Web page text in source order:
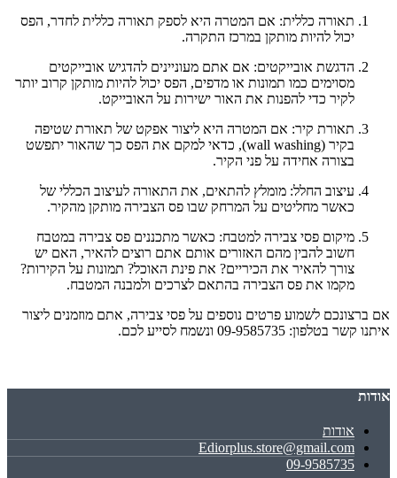
תאורה כללית: אם המטרה היא לספק תאורה כללית לחדר, הפס
יכול להיות מותקן במרכז התקרה.
הדגשת אובייקטים: אם אתם מעוניינים להדגיש אובייקטים
מסוימים כמו תמונות או מדפים, הפס יכול להיות מותקן קרוב יותר
לקיר כדי להפנות את האור ישירות על האובייקט.
תאורת קיר: אם המטרה היא ליצור אפקט של תאורת שטיפה
בקיר (wall washing), כדאי למקם את הפס כך שהאור יתפשט
בצורה אחידה על פני הקיר.
עיצוב החלל: מומלץ להתאים, את התאורה לעיצוב הכללי של
כאשר מחליטים על המרחק שבו פס הצבירה מותקן מהקיר.
מיקום פסי צבירה למטבח: כאשר מתכננים פס צבירה במטבח
חשוב להבין מהם האזורים אותם אתם רוצים להאיר, האם יש
צורך להאיר את הכיריים? את פינת האוכל? תמונות על הקירות?
מקמו את פס הצבירה בהתאם לצרכים ולמבנה המטבח.
אם ברצונכם לשמוע פרטים נוספים על פסי צבירה, אתם מוזמנים ליצור
איתנו קשר בטלפון: 09-9585735 ונשמח לסייע לכם.
אודות
אודות
Ediorplus.store@gmail.com
09-9585735